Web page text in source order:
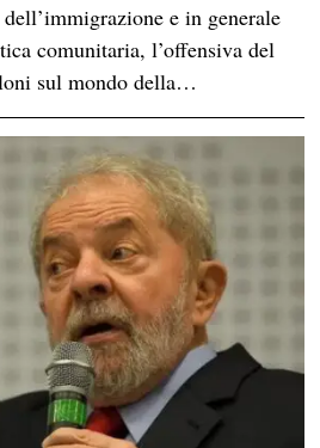
e in generale
comunitaria, l’offensiva del
sul mondo della…